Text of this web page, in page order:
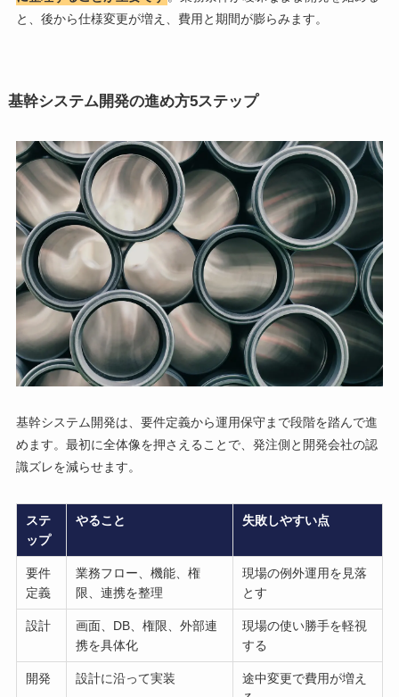
と、後から仕様変更が増え、費用と期間が膨らみます。
基幹システム開発の進め方5ステップ
基幹システム開発は、要件定義から運用保守まで段階を踏んで進
めます。最初に全体像を押さえることで、発注側と開発会社の認
識ズレを減らせます。
ステ
ップ
やること 失敗しやすい点
要件
定義
業務フロー、機能、権
限、連携を整理
現場の例外運用を見落
とす
設計
画面、DB、権限、外部連
携を具体化
現場の使い勝手を軽視
する
開発 設計に沿って実装
途中変更で費用が増え